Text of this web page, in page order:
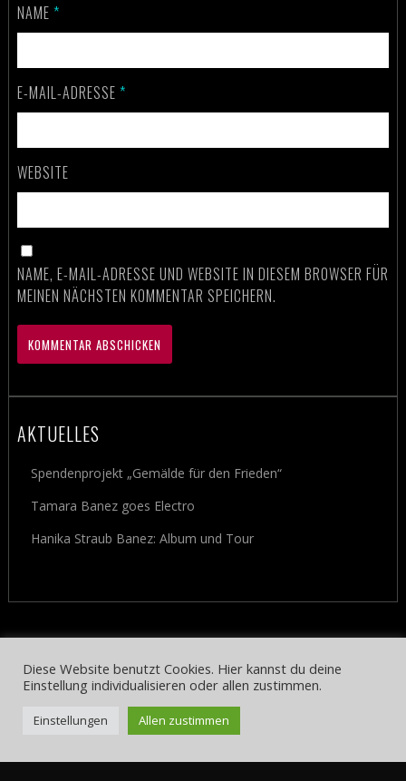
NAME *
E-MAIL-ADRESSE *
WEBSITE
NAME, E-MAIL-ADRESSE UND WEBSITE IN DIESEM BROWSER FÜR
MEINEN NÄCHSTEN KOMMENTAR SPEICHERN.
AKTUELLES
Spendenprojekt „Gemälde für den Frieden“
Tamara Banez goes Electro
Hanika Straub Banez: Album und Tour
Diese Website benutzt Cookies. Hier kannst du deine
Einstellung individualisieren oder allen zustimmen.
Einstellungen Allen zustimmen